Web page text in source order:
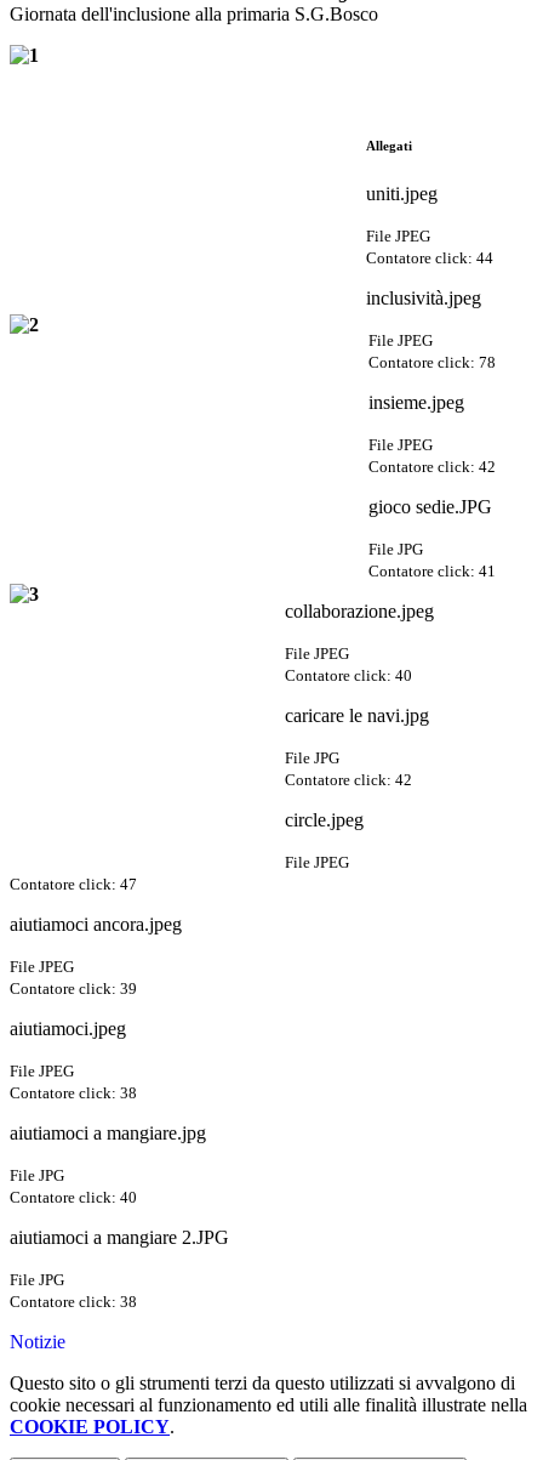
Giornata dell'inclusione alla primaria S.G.Bosco
Allegati
uniti.jpeg
File JPEG
Contatore click: 44
inclusività.jpeg
File JPEG
Contatore click: 78
insieme.jpeg
File JPEG
Contatore click: 42
gioco sedie.JPG
File JPG
Contatore click: 41
collaborazione.jpeg
File JPEG
Contatore click: 40
caricare le navi.jpg
File JPG
Contatore click: 42
circle.jpeg
File JPEG
Contatore click: 47
aiutiamoci ancora.jpeg
File JPEG
Contatore click: 39
aiutiamoci.jpeg
File JPEG
Contatore click: 38
aiutiamoci a mangiare.jpg
File JPG
Contatore click: 40
aiutiamoci a mangiare 2.JPG
File JPG
Contatore click: 38
Notizie
Questo sito o gli strumenti terzi da questo utilizzati si avvalgono di
cookie necessari al funzionamento ed utili alle finalità illustrate nella
COOKIE POLICY.